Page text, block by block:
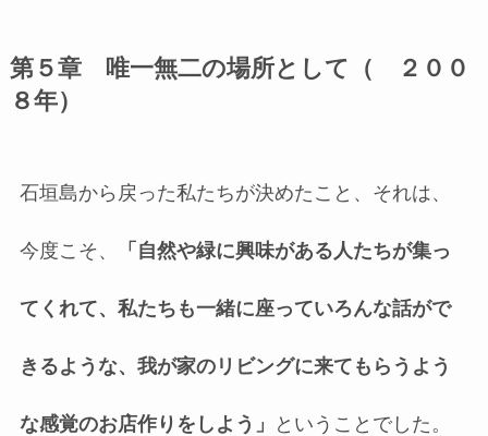
第５章 唯一無二の場所として（ ２００
８年）
石垣島から戻った私たちが決めたこと、それは、
今度こそ、 「自然や緑に興味がある人たちが集っ
てくれて、私たちも一緒に座っていろんな話がで
きるような、我が家のリビングに来てもらうよう
な感覚のお店作りをしよう」 ということでした。